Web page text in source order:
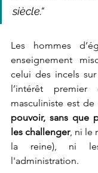
siècle.“
Les hommes
enseignement
celui des incels
l’intérêt
masculiniste est de
pouvoir, sans que
les challenger, ni le
la reine), ni
l'administration.